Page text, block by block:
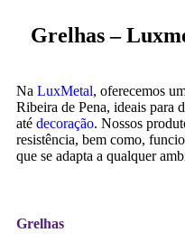
Grelhas –
Na LuxMetal, oferecemos
Ribeira de Pena, ideais para
até decoração. Nossos
resistência, bem como,
que se adapta a qualquer
Grelhas